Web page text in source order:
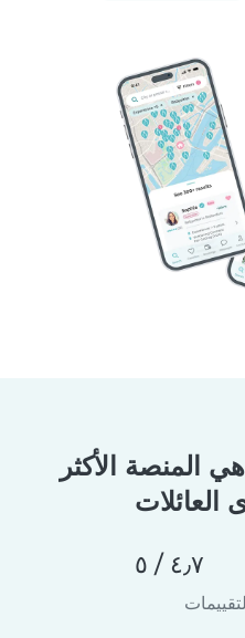
منصة Babysits هي المنصة الأكثر
العائلات
٤٫٧ / ٥